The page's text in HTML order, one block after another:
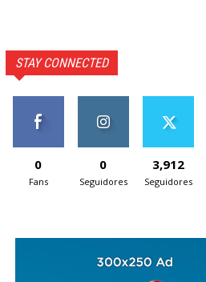
STAY CONNECTED
0
Fans
0
Seguidores
3,912
Seguidores